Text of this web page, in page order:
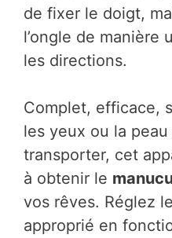
de fixer le doigt,
l’ongle de manière
les directions.
Complet, efficace,
les yeux ou la
transporter, cet
à obtenir le
vos rêves. Réglez
approprié en